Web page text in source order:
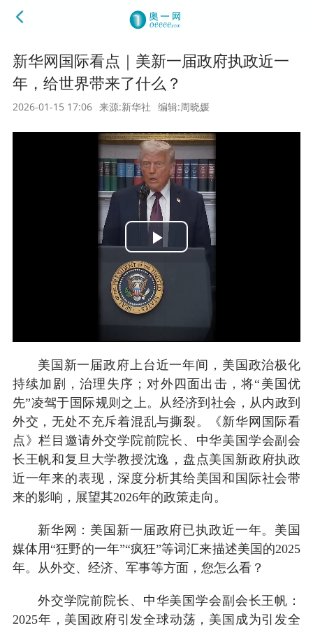
新华网国际看点｜美新一届政府执政近一
年，给世界带来了什么？
2026-01-15 17:06 来源:新华社 编辑:周晓媛
Play
Video
美国新一届政府上台近一年间，美国政治极化
持续加剧，治理失序；对外四面出击，将“美国优
先”凌驾于国际规则之上。从经济到社会，从内政到
外交，无处不充斥着混乱与撕裂。《新华网国际看
点》栏目邀请外交学院前院长、中华美国学会副会
长王帆和复旦大学教授沈逸，盘点美国新政府执政
近一年来的表现，深度分析其给美国和国际社会带
来的影响，展望其2026年的政策走向。
新华网：美国新一届政府已执政近一年。美国
媒体用“狂野的一年”“疯狂”等词汇来描述美国的2025
年。从外交、经济、军事等方面，您怎么看？
外交学院前院长、中华美国学会副会长王帆：
2025年，美国政府引发全球动荡，美国成为引发全